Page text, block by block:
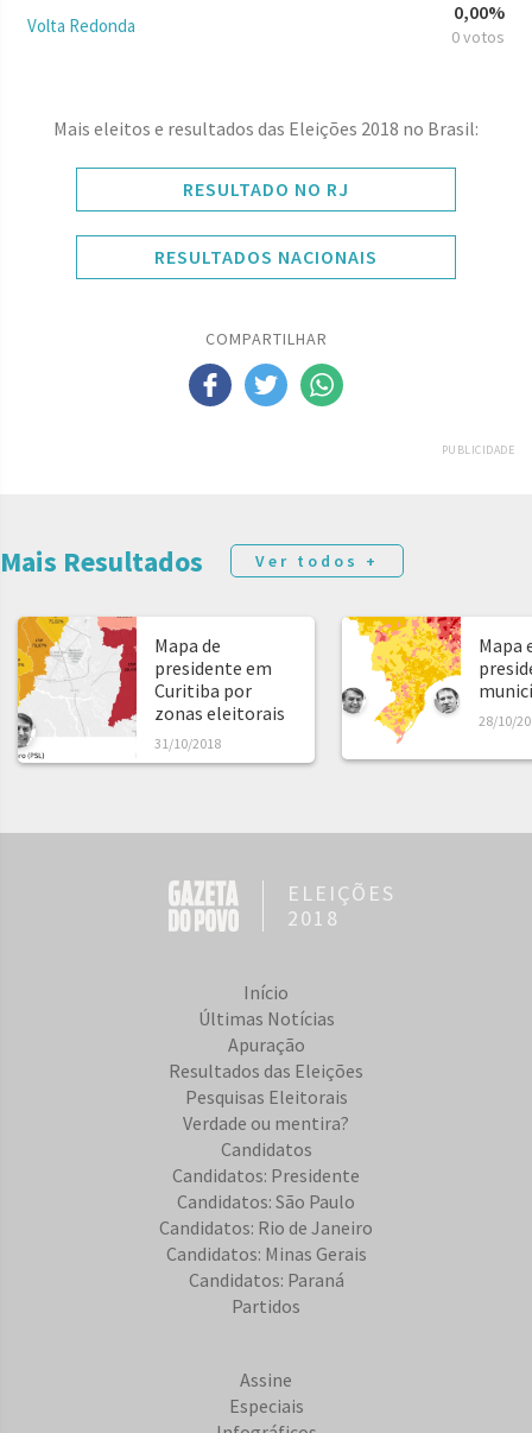
Volta Redonda
0,00%
0 votos
Mais eleitos e resultados das Eleições 2018 no Brasil:
RESULTADO NO RJ
RESULTADOS NACIONAIS
COMPARTILHAR
PUBLICIDADE
Mais Resultados Ver todos +
Mapa de
presidente em
Curitiba por
zonas eleitorais
31/10/2018
Mapa
28/10/
ELEIÇÕES
2018
Início
Últimas Notícias
Apuração
Resultados das Eleições
Pesquisas Eleitorais
Verdade ou mentira?
Candidatos
Candidatos: Presidente
Candidatos: São Paulo
Candidatos: Rio de Janeiro
Candidatos: Minas Gerais
Candidatos: Paraná
Partidos
Assine
Especiais